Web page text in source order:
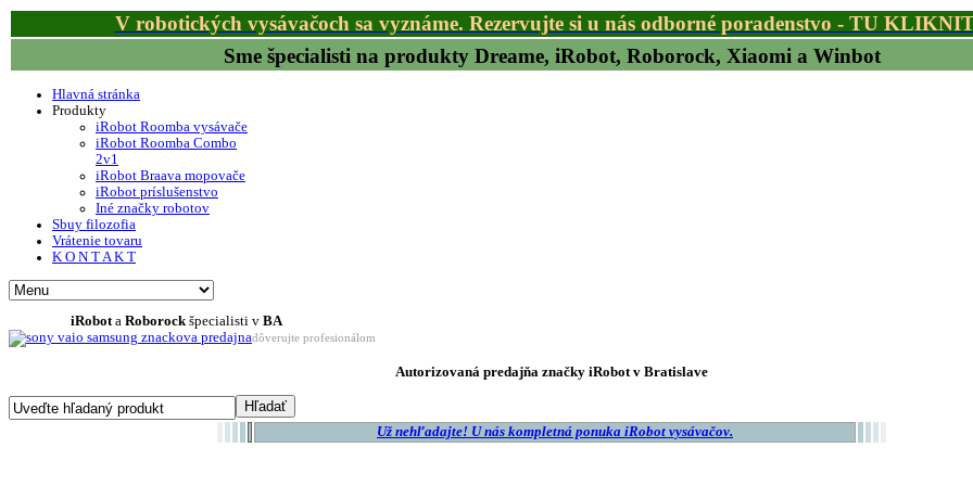
V robotických vysávačoch sa vyznáme. Rezervujte si u nás odborné poradenstvo - TU
Sme špecialisti na produkty Dreame, iRobot, Roborock, Xiaomi a Winbot
Hlavná stránka
Produkty
iRobot Roomba vysávače
iRobot Roomba Combo
2v1
iRobot Braava mopovače
iRobot príslušenstvo
Iné značky robotov
Sbuy filozofia
Vrátenie tovaru
K O N T A K T
iRobota Roborockšpecialisti v BA
dôverujte profesionálom
Autorizovaná predajňa značky iRobot v Bratislave
Už nehľadajte! U nás kompletná ponuka iRobot vysávačov.